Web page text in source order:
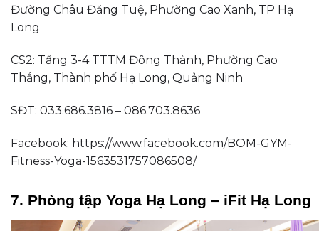
Đường Châu Đăng Tuệ, Phường Cao Xanh, TP Hạ
Long
CS2: Tầng 3-4 TTTM Đông Thành, Phường Cao
Thắng, Thành phố Hạ Long, Quảng Ninh
SĐT: 033.686.3816 – 086.703.8636
Facebook: https://www.facebook.com/BOM-GYM-
Fitness-Yoga-1563531757086508/
7. Phòng tập Yoga Hạ Long – iFit Hạ Long